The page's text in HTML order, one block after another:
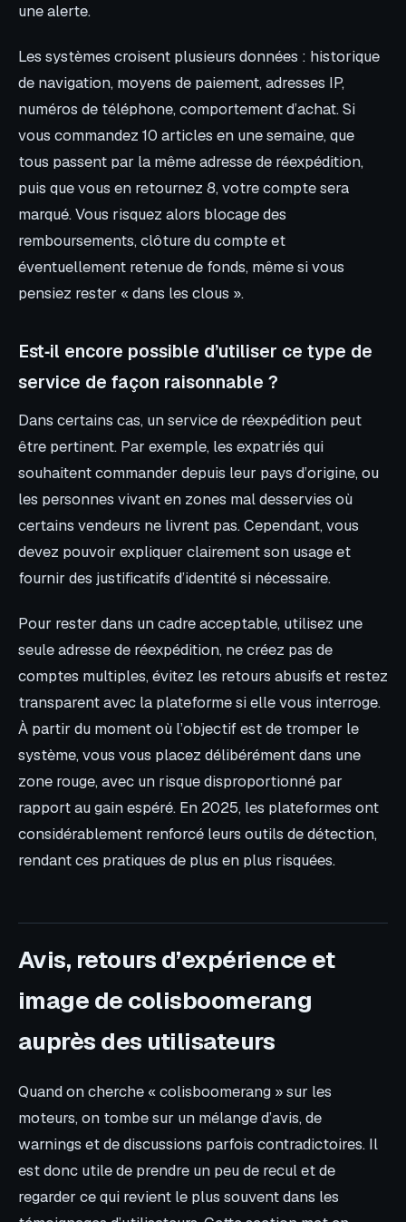
une alerte.
Les systèmes croisent plusieurs données : historique
de navigation, moyens de paiement, adresses IP,
numéros de téléphone, comportement d’achat. Si
vous commandez 10 articles en une semaine, que
tous passent par la même adresse de réexpédition,
puis que vous en retournez 8, votre compte sera
marqué. Vous risquez alors blocage des
remboursements, clôture du compte et
éventuellement retenue de fonds, même si vous
pensiez rester « dans les clous ».
Est‑il encore possible d’utiliser ce type de
service de façon raisonnable ?
Dans certains cas, un service de réexpédition peut
être pertinent. Par exemple, les expatriés qui
souhaitent commander depuis leur pays d’origine, ou
les personnes vivant en zones mal desservies où
certains vendeurs ne livrent pas. Cependant, vous
devez pouvoir expliquer clairement son usage et
fournir des justificatifs d’identité si nécessaire.
Pour rester dans un cadre acceptable, utilisez une
seule adresse de réexpédition, ne créez pas de
comptes multiples, évitez les retours abusifs et restez
transparent avec la plateforme si elle vous interroge.
À partir du moment où l’objectif est de tromper le
système, vous vous placez délibérément dans une
zone rouge, avec un risque disproportionné par
rapport au gain espéré. En 2025, les plateformes ont
considérablement renforcé leurs outils de détection,
rendant ces pratiques de plus en plus risquées.
Avis, retours d’expérience et
image de colisboomerang
auprès des utilisateurs
Quand on cherche « colisboomerang » sur les
moteurs, on tombe sur un mélange d’avis, de
warnings et de discussions parfois contradictoires. Il
est donc utile de prendre un peu de recul et de
regarder ce qui revient le plus souvent dans les